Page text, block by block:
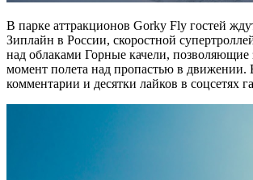
В парке аттракционов Gorky Fly гостей
Зиплайн в России, скоростной
над облаками Горные качели, позволяющие
момент полета над пропастью в движении.
комментарии и десятки лайков в соцсетях